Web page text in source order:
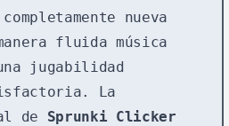
nueva
fluida música
jugabilidad
La
de Sprunki Clicker